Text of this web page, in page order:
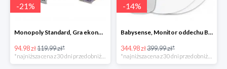
-21%
Monopoly Standard, Gra ekonomiczna 8+
94.98 zł119.99 zł*
-14%
Babysense, Monitor oddechu Babysense BS-7
344.98 zł399.99 zł*